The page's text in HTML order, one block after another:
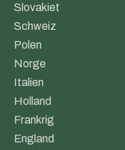
Slovakiet
Schweiz
Polen
Norge
Italien
Holland
Frankrig
England